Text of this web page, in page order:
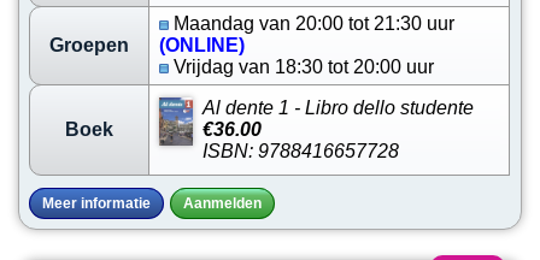
Groepen
Maandag van 20:00 tot 21:30 uur
(ONLINE)
Vrijdag van 18:30 tot 20:00 uur
Boek
Al dente 1 - Libro dello studente
€36.00
ISBN: 9788416657728
Meer informatie Aanmelden